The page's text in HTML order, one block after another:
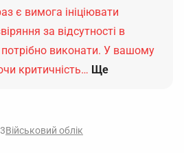
є вимога ініціювати
за відсутності в
потрібно виконати. У вашому
критичність… Ще
Військовий облік